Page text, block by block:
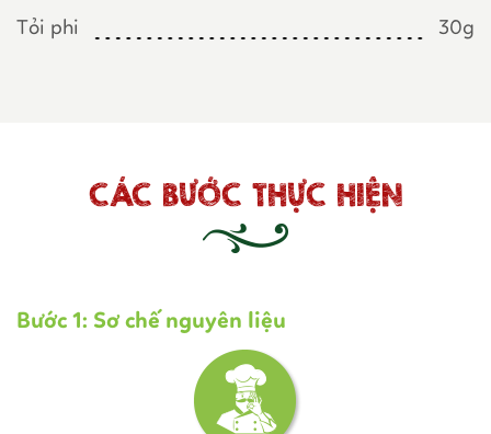
Tỏi phi 30g
CÁC BƯỚC THỰC HIỆN
Bước 1: Sơ chế nguyên liệu